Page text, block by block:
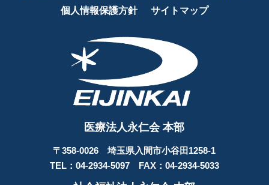
個人情報保護方針
サイトマップ
医療法人永仁会 本部
〒358-0026 埼玉県入間市小谷田1258-1
TEL：04-2934-5097 FAX：04-2934-5033